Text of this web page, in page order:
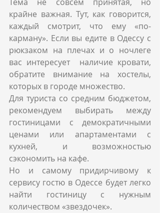
Тема не совсем принятая, но
крайне важная. Тут, как говорится,
каждый смотрит, что ему «по-
карману». Если вы едите в Одессу с
рюкзаком на плечах и о ночлеге
вас интересует  наличие кровати,
обратите внимание на хостелы,
которых в городе множество.
Для туриста со средним бюджетом,
рекомендуем выбирать между
гостиницами с демократичными
ценами или апартаментами с
кухней, и возможностью
сэкономить на кафе.
Но и самому придирчивому к
сервису гостю в Одессе будет легко
найти гостиницу с нужным
количеством «звездочек».